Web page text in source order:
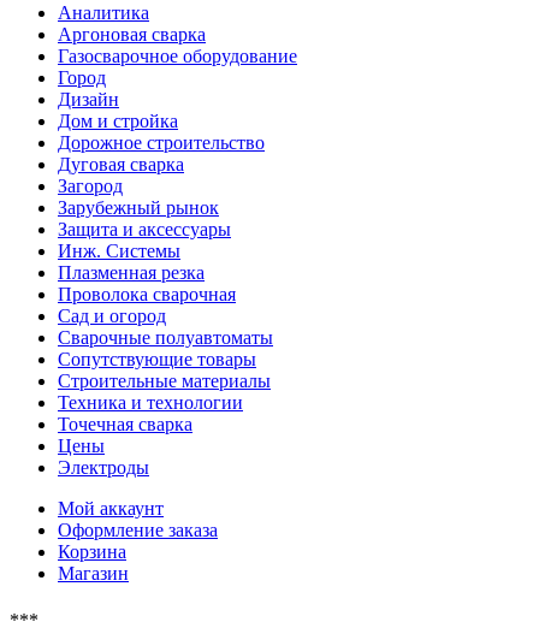
Аналитика
Аргоновая сварка
Газосварочное оборудование
Город
Дизайн
Дом и стройка
Дорожное строительство
Дуговая сварка
Загород
Зарубежный рынок
Защита и аксессуары
Инж. Системы
Плазменная резка
Проволока сварочная
Сад и огород
Сварочные полуавтоматы
Сопутствующие товары
Строительные материалы
Техника и технологии
Точечная сварка
Цены
Электроды
Мой аккаунт
Оформление заказа
Корзина
Магазин